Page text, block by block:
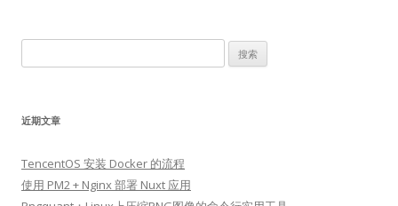
索：
近期文章
TencentOS 安装 Docker 的流程
使用 PM2 + Nginx 部署 Nuxt 应用